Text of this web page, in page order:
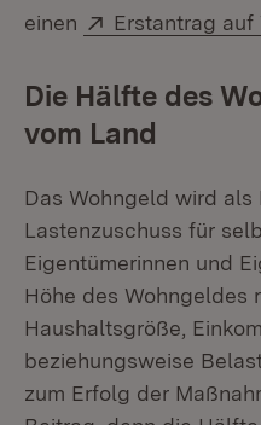
einen
Extern:
Erstantrag auf
Die Hälfte des
vom Land
Das Wohngeld wird
Lastenzuschuss für
Eigentümerinnen und
Höhe des Wohngeldes
Haushaltsgröße,
beziehungsweise
zum Erfolg der